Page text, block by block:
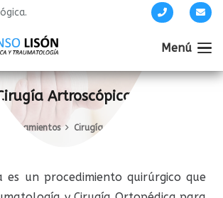
Menú
Artroscópica
Tratamientos Cirugía Artroscópica
es un procedimiento quirúrgico que